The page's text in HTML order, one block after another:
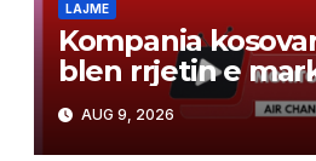
LAJME
Kompania
blen rrjetin e
Tinex në
AUG 9, 2026